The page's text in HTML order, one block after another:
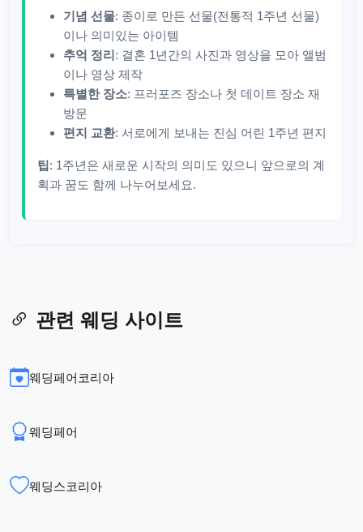
기념 선물: 종이로 만든 선물(전통적 1주년 선물)
이나 의미있는 아이템
추억 정리: 결혼 1년간의 사진과 영상을 모아 앨범
이나 영상 제작
특별한 장소: 프러포즈 장소나 첫 데이트 장소 재
방문
편지 교환: 서로에게 보내는 진심 어린 1주년 편지
팁 : 1주년은 새로운 시작의 의미도 있으니 앞으로의 계
획과 꿈도 함께 나누어보세요.
관련 웨딩 사이트
웨딩페어코리아
웨딩페어
웨딩스코리아